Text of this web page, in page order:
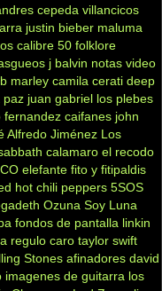
cepeda villancicos
justin bieber maluma
calibre 50 folklore
j balvin notas video
marley camila cerati deep
paz juan gabriel los plebes
fernandez caifanes john
Alfredo Jiménez Los
calamaro el recodo
elefante fito y fitipaldis
hot chili peppers 5SOS
Ozuna Soy Luna
fondos de pantalla linkin
regulo caro taylor swift
Stones afinadores david
imagenes de guitarra los